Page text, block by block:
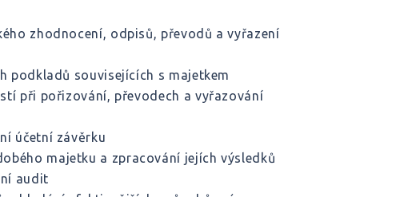
zhodnocení, odpisů, převodů a vyřazení
podkladů souvisejících s majetkem
při pořizování, převodech a vyřazování
účetní závěrku
majetku a zpracování jejích výsledků
audit